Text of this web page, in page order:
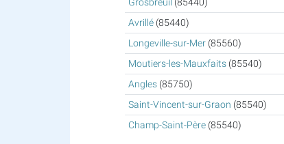
Grosbreuil (85440)
Avrillé(85440)
Longeville-sur-Mer(85560)
Moutiers-les-Mauxfaits(85540)
Angles(85750)
Saint-Vincent-sur-Graon (85540)
Champ-Saint-Père(85540)